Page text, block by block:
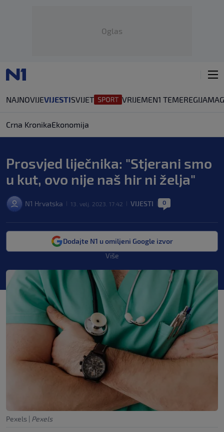
Oglas
NAJNOVIJEVIJESTISVIJET VRIJEMEN1 TEMEREGIJA
Crna KronikaEkonomija
Prosvjed liječnika: "Stjerani smo
u kut, ovo nije naš hir ni želja"
N1 Hrvatska 13. velj. 2023. 17:42 VIJESTI 0
Dodajte N1 u omiljeni Google izvor
Više
Pexels | Pexels